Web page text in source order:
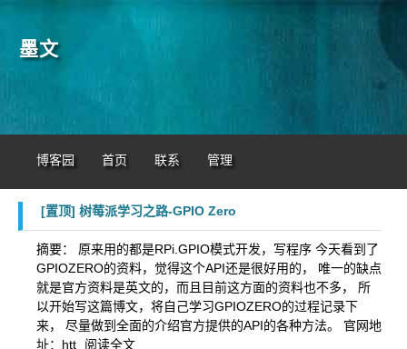
墨文
博客园 首页 联系 管理
[置顶] 树莓派学习之路-GPIO Zero
摘要： 原来用的都是RPi.GPIO模式开发，写程序 今天看到了
GPIOZERO的资料，觉得这个API还是很好用的， 唯一的缺点
就是官方资料是英文的，而且目前这方面的资料也不多， 所
以开始写这篇博文，将自己学习GPIOZERO的过程记录下
来， 尽量做到全面的介绍官方提供的API的各种方法。 官网地
址：htt
阅读全文